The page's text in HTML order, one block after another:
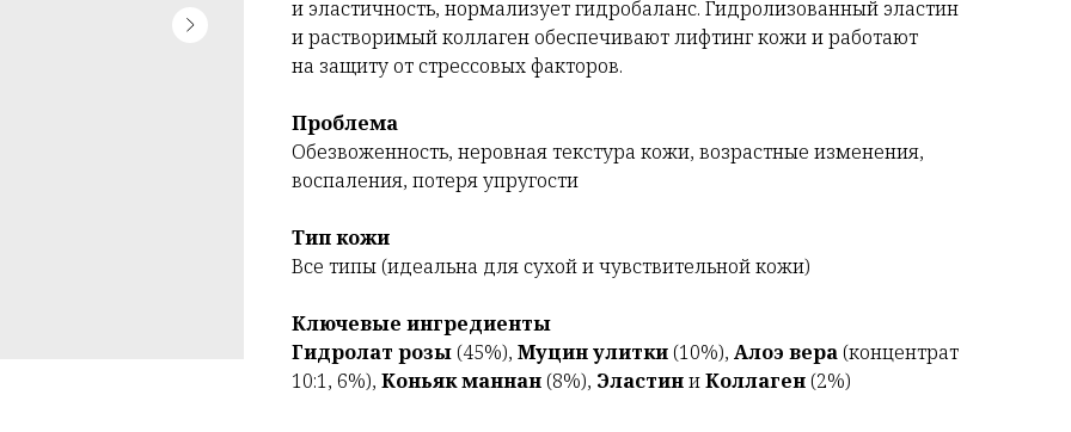
и эластичность, нормализует гидробаланс. Гидролизованный эластин
и растворимый коллаген обеспечивают лифтинг кожи и работают
на защиту от стрессовых факторов.
Проблема
Обезвоженность, неровная текстура кожи, возрастные изменения,
воспаления, потеря упругости
Тип кожи
Все типы (идеальна для сухой и чувствительной кожи)
Ключевые ингредиенты
Гидролат розы(45%), Муцин улитки(10%), Алоэ вера(концентрат
10:1, 6%), Коньяк маннан(8%), ЭластиниКоллаген(2%)